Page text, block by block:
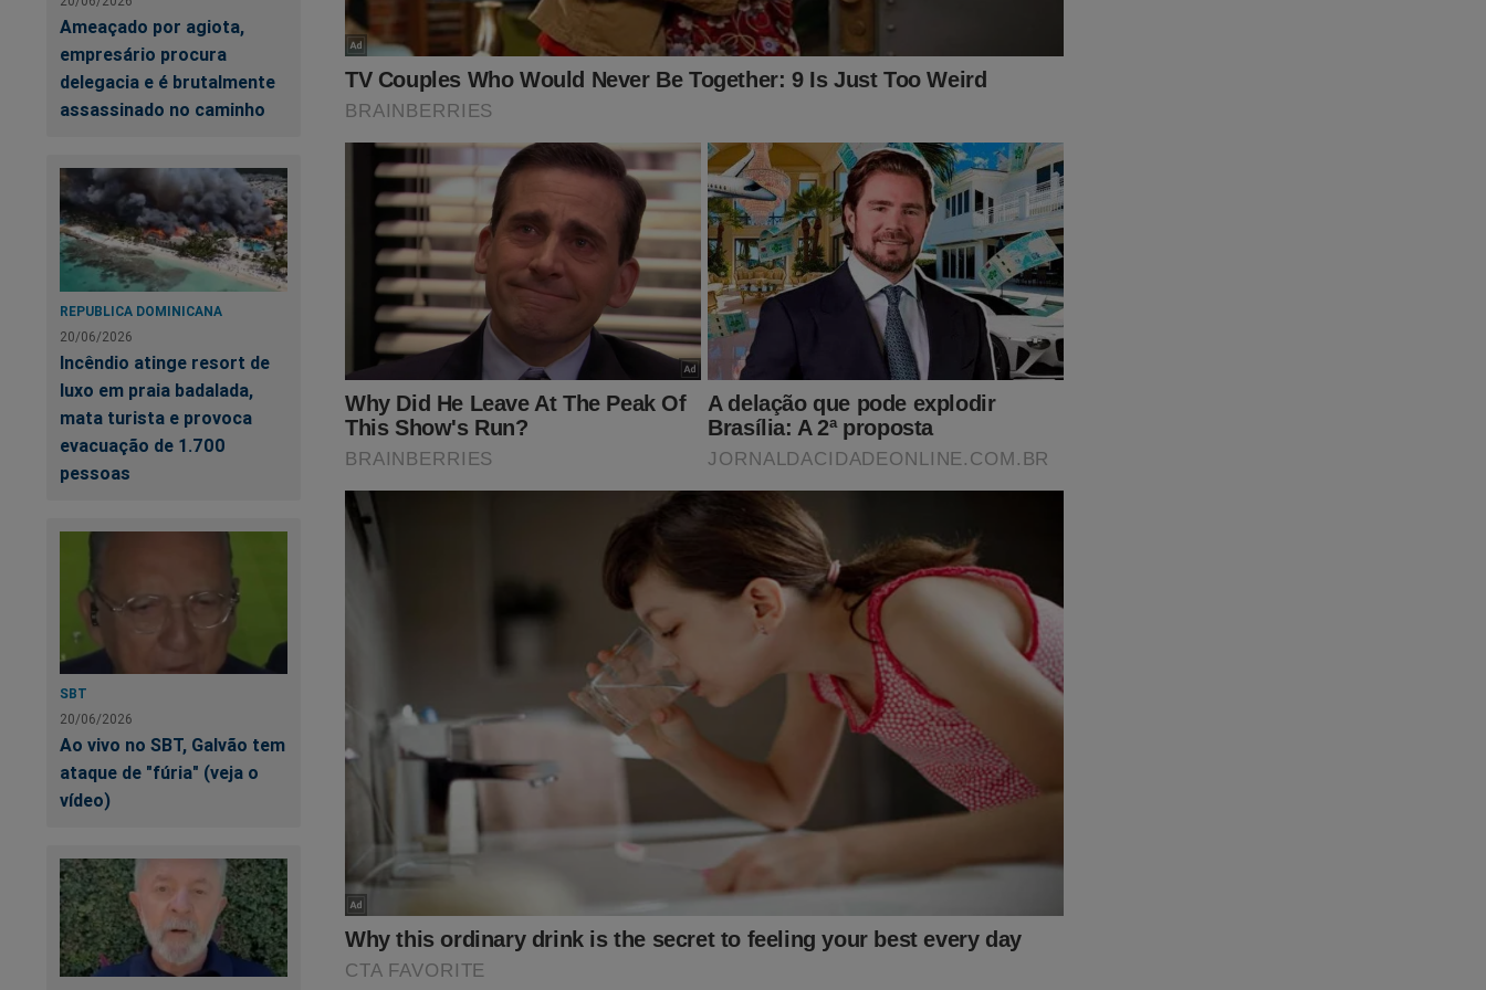
Ameaçado por agiota,
empresário procura
delegacia e é brutalmente
assassinado no caminho
REPUBLICA DOMINICANA
20/06/2026
Incêndio atinge resort de
luxo em praia badalada,
mata turista e provoca
evacuação de 1.700
pessoas
SBT
20/06/2026
Ao vivo no SBT, Galvão tem
ataque de "fúria" (veja o
vídeo)
O Jornal da Cidade Online está sendo vítima da Censura.
O Tribunal Superior Eleitoral (TSE) determinou a desmonetização do site.
Neste momento, onde estamos assistindo a liberdade de expressão ser devastada e
conservadores sendo calados, precisamos da ajuda de todos os patriotas...
Faça a assinatura do JCO agora e tenha acesso ao conteúdo exclusivo da destemida Revista
A Verdade.
Clique no link abaixo:
https://assinante.jornaldacidadeonline.com.br/apresentacao
Lançamos também uma loja virtual com camisetas, bandeiras e faixas (Todos com FRETE
GRÁTIS).
Ajude-nos!
Caso queira, doe qualquer valor ao Jornal da Cidade Online pelo PIX (chave:
pix@jornaldacidadeonline.com.br ou 16.434.831/0001-01).